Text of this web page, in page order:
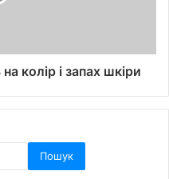
колір і запах шкіри
Пошук